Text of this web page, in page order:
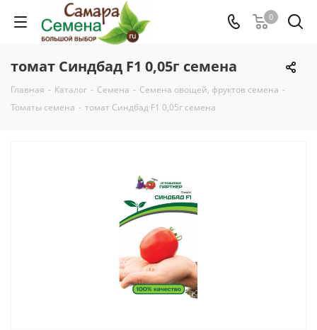
0
томат Синдбад F1 0,05г семена
Главная - Каталог - Семена - Семена овощей, фруктов семена -
Томаты семена - томат Синдбад F1 0,05г семена